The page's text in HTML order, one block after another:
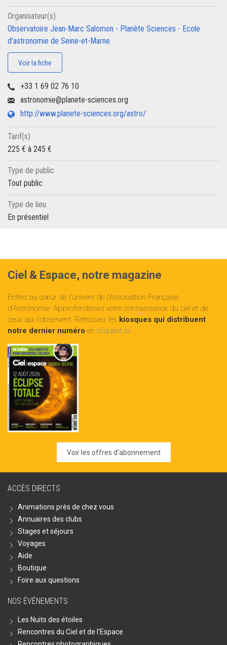
Organisateur(s)
Observatoire Jean-Marc Salomon - Planète Sciences - Ecole
d'astronomie de Seine-et-Marne
Voir la fiche
+33 1 69 02 76 10
astronomie@planete-sciences.org
http://www.planete-sciences.org/astro/
Tarif(s)
225 € à 245 €
Type de public
Tout public
Type de lieu
En présentiel
Ciel & Espace, notre magazine
Entrez au cœur de l'univers de l'Association Française
d'Astronomie. Approfondissez votre connaissance du ciel et de
ceux qui l'observent. Retrouvez les kiosques qui distribuent
notre dernier numéro en cliquant ici
Voir les offres d'abonnement
ACCÈS DIRECTS
Animations près de chez vous
Annuaires des clubs
Stages et séjours
Voyages
Aide
Boutique
Foire aux questions
NOS ÉVÉNEMENTS
Les Nuits des étoiles
Rencontres du Ciel et de l'Espace